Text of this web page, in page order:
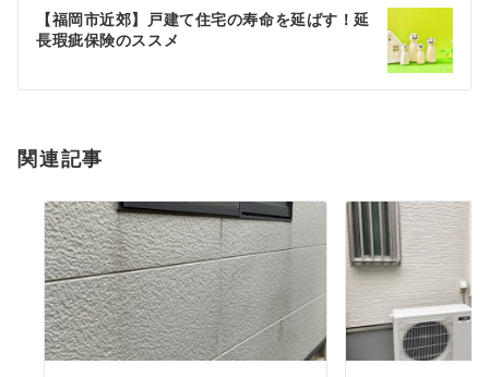
シ
ン
【福岡市近郊】戸建て住宅の寿命を延ばす！延
長瑕疵保険のススメ
関連記事